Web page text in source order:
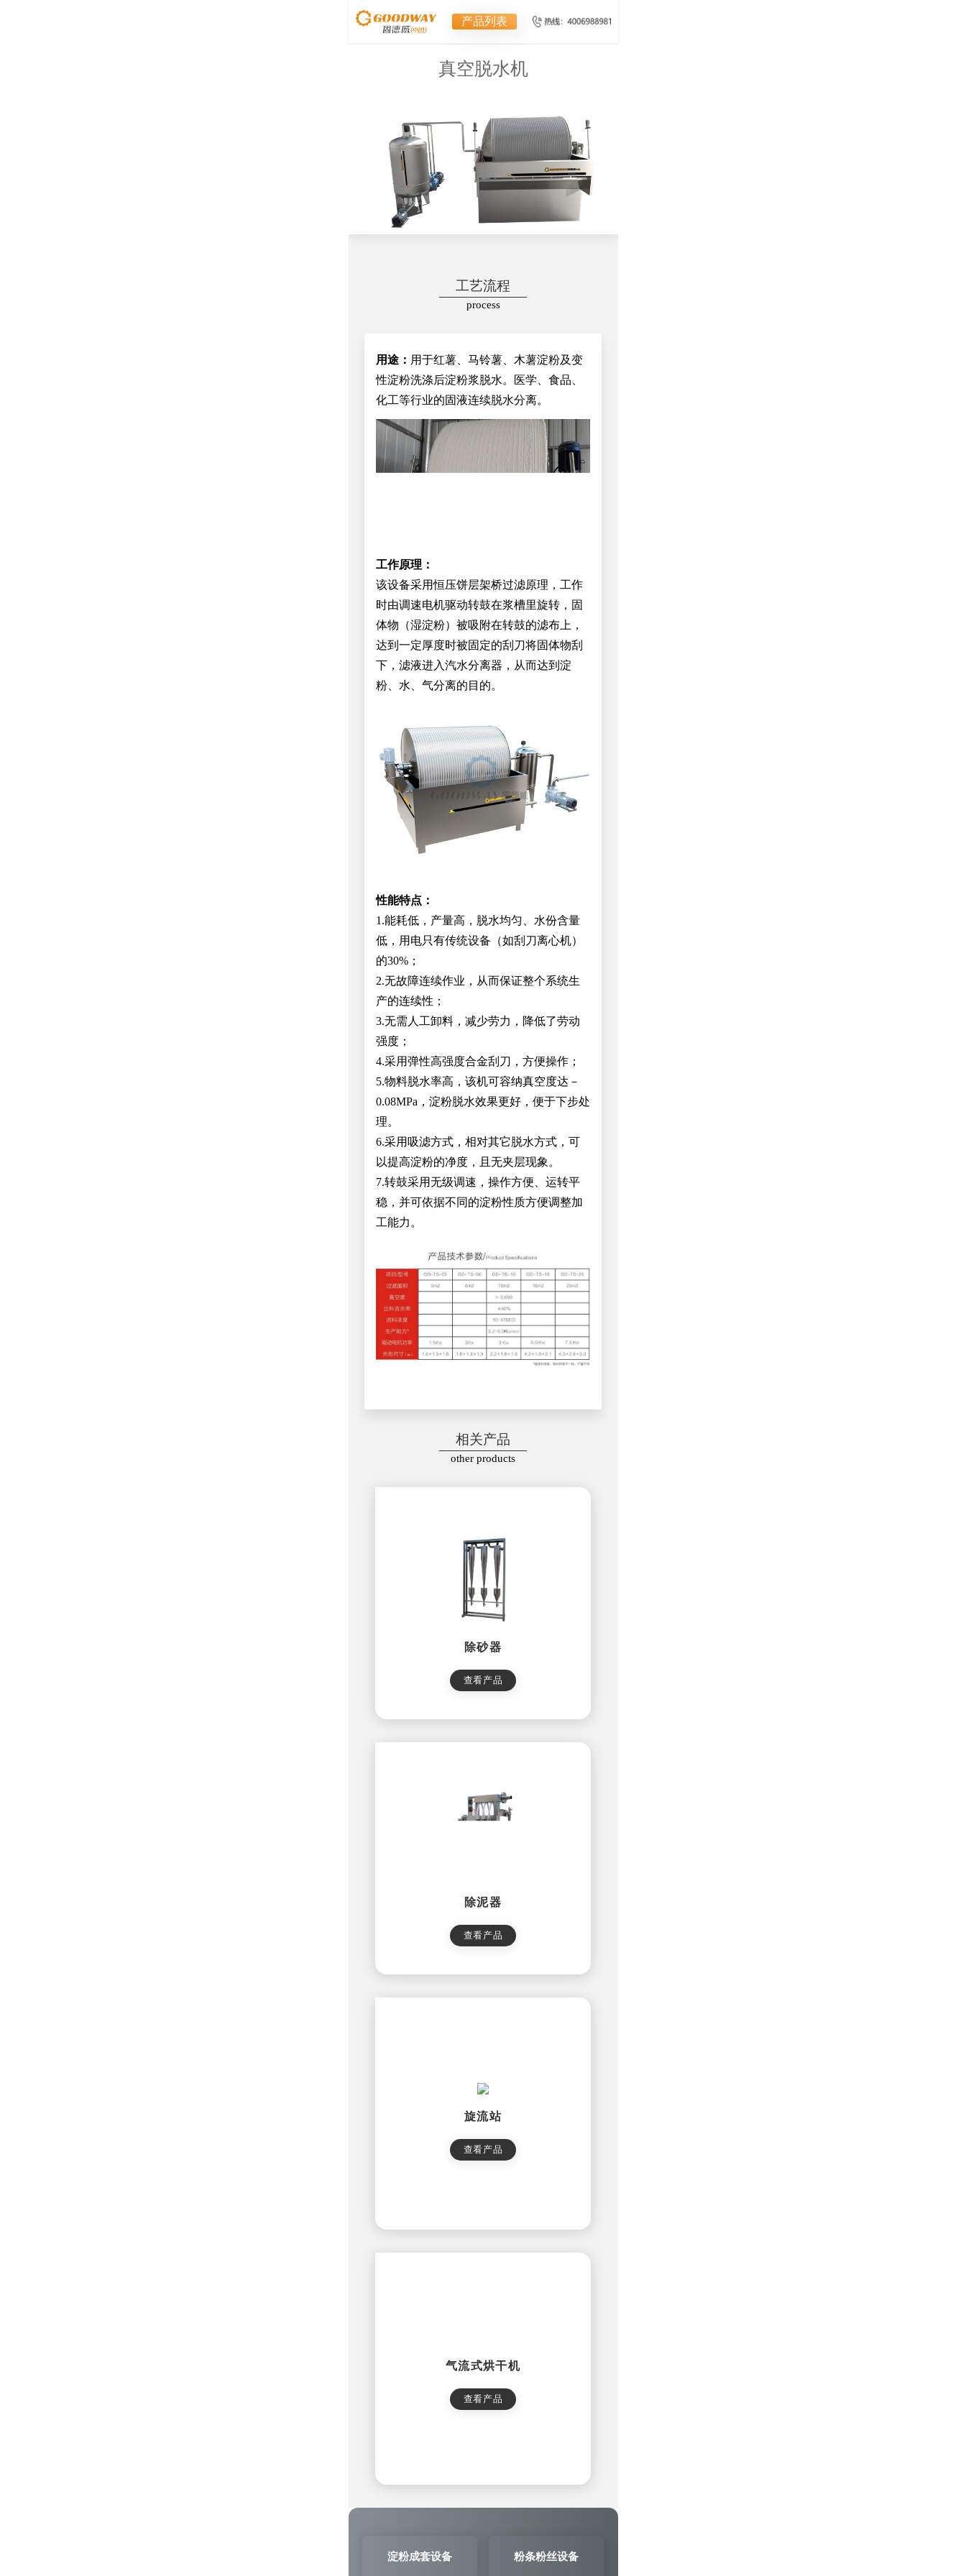
产品列表
真空脱水机
工艺流程
process
用途： 用于红薯、马铃薯、木薯淀粉及变
性淀粉洗涤后淀粉浆脱水。医学、食品、
化工等行业的固液连续脱水分离。
工作原理：
该设备采用恒压饼层架桥过滤原理，工作
时由调速电机驱动转鼓在浆槽里旋转，固
体物（湿淀粉）被吸附在转鼓的滤布上，
达到一定厚度时被固定的刮刀将固体物刮
下，滤液进入汽水分离器，从而达到淀
粉、水、气分离的目的。
性能特点：
1.能耗低，产量高，脱水均匀、水份含量
低，用电只有传统设备（如刮刀离心机）
的30%；
2.无故障连续作业，从而保证整个系统生
产的连续性；
3.无需人工卸料，减少劳力，降低了劳动
强度；
4.采用弹性高强度合金刮刀，方便操作；
5.物料脱水率高，该机可容纳真空度达－
0.08MPa，淀粉脱水效果更好，便于下步处
理。
6.采用吸滤方式，相对其它脱水方式，可
以提高淀粉的净度，且无夹层现象。
7.转鼓采用无级调速，操作方便、运转平
稳，并可依据不同的淀粉性质方便调整加
工能力。
相关产品
other products
除砂器
查看产品
除泥器
查看产品
旋流站
查看产品
气流式烘干机
查看产品
淀粉成套设备 粉条粉丝设备